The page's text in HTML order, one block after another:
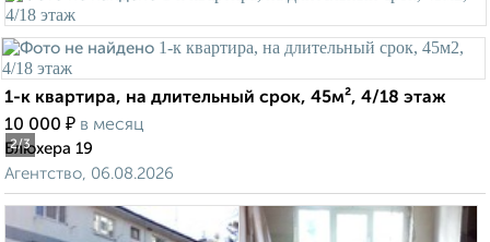
2/3
1-к квартира, на длительный срок, 45м², 4/18 этаж
10 000 ₽ в месяц
Блюхера 19
Агентство, 06.08.2026